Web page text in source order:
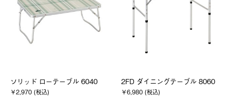
ソリッド ローテーブル 6040
￥2,970 (税込)
2FD ダイニングテーブル 8060
￥6,980 (税込)